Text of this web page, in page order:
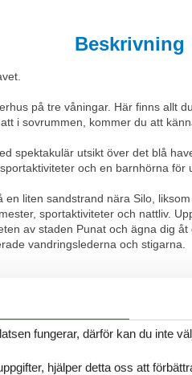
Beskrivning
på tre våningar. Här finns allt
i sovrummen, kommer du att
spektakulär utsikt över det blå
och en barnhörna för
liten sandstrand nära Silo,
sportaktiviteter och nattliv.
av staden Punat och ägna dig
vandringslederna och stigarna.
fungerar, därför kan du inte
hjälper detta oss att